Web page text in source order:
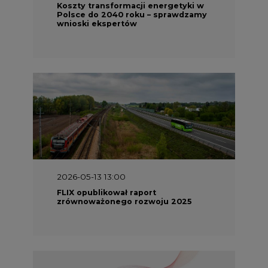
Koszty transformacji energetyki w
Polsce do 2040 roku – sprawdzamy
wnioski ekspertów
2026-05-13 13:00
FLIX opublikował raport
zrównoważonego rozwoju 2025